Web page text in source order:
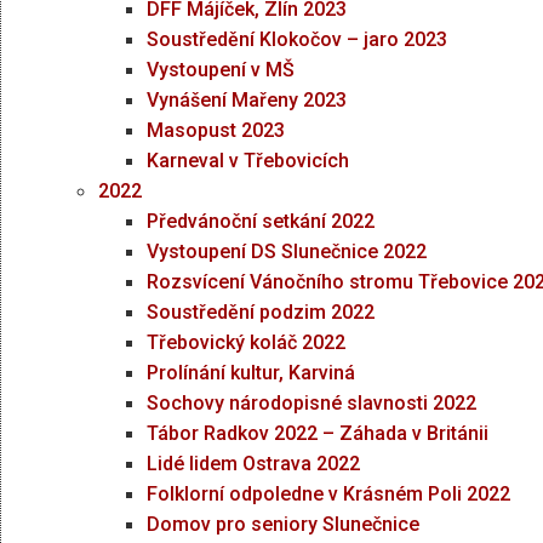
DFF Májíček, Zlín 2023
Soustředění Klokočov – jaro 2023
Vystoupení v MŠ
Vynášení Mařeny 2023
Masopust 2023
Karneval v Třebovicích
2022
Předvánoční setkání 2022
Vystoupení DS Slunečnice 2022
Rozsvícení Vánočního stromu Třebovice
Soustředění podzim 2022
Třebovický koláč 2022
Prolínání kultur, Karviná
Sochovy národopisné slavnosti 2022
Tábor Radkov 2022 – Záhada v Británii
Lidé lidem Ostrava 2022
Folklorní odpoledne v Krásném Poli 2022
Domov pro seniory Slunečnice